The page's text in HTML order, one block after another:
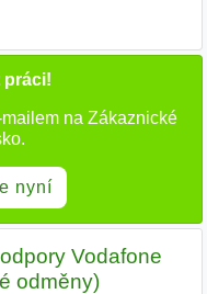
práci!
na Zákaznické
nyní
Vodafone
odměny)